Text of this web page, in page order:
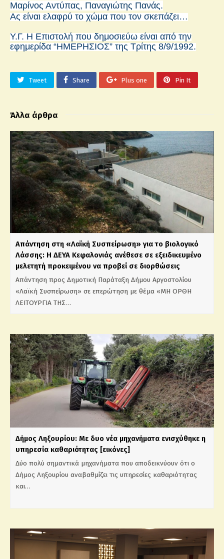
Μαρίνος Αντύπας, Παναγιώτης Πανάς.
Ας είναι ελαφρύ το χώμα που τον σκεπάζει…
Υ.Γ. Η Επιστολή που δημοσιεύω είναι από την
εφημερίδα “ΗΜΕΡΗΣΙΟΣ” της Τρίτης 8/9/1992.
Tweet Share Plus one Pin It
Άλλα άρθρα
Απάντηση στη «Λαϊκή Συσπείρωση» για το βιολογικό
Λάσσης: Η ΔΕΥΑ Κεφαλονιάς ανέθεσε σε εξειδικευμένο
μελετητή προκειμένου να προβεί σε διορθώσεις
Απάντηση προς Δημοτική Παράταξη Δήμου Αργοστολίου
«Λαϊκή Συσπείρωση» σε επερώτηση με θέμα «ΜΗ ΟΡΘΗ
ΛΕΙΤΟΥΡΓΙΑ ΤΗΣ…
Δήμος Ληξουρίου: Με δυο νέα μηχανήματα ενισχύθηκε η
υπηρεσία καθαριότητας [εικόνες]
Δύο πολύ σημαντικά μηχανήματα που αποδεικνύουν ότι ο
Δήμος Ληξουρίου αναβαθμίζει τις υπηρεσίες καθαριότητας
και…